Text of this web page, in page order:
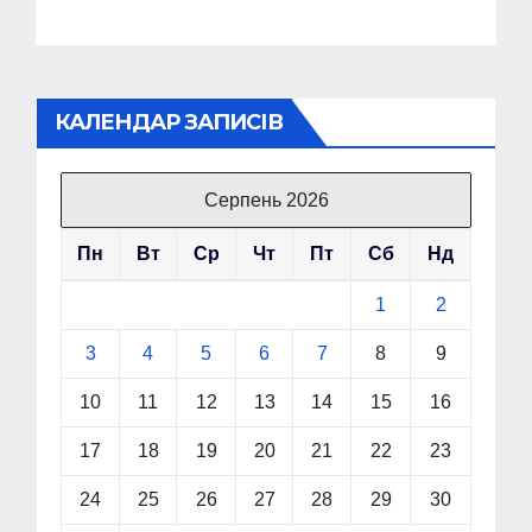
КАЛЕНДАР ЗАПИСІВ
Серпень 2026
Пн Вт Ср Чт Пт Сб Нд
1 2
3 4 5 6 7 8 9
10 11 12 13 14 15 16
17 18 19 20 21 22 23
24 25 26 27 28 29 30